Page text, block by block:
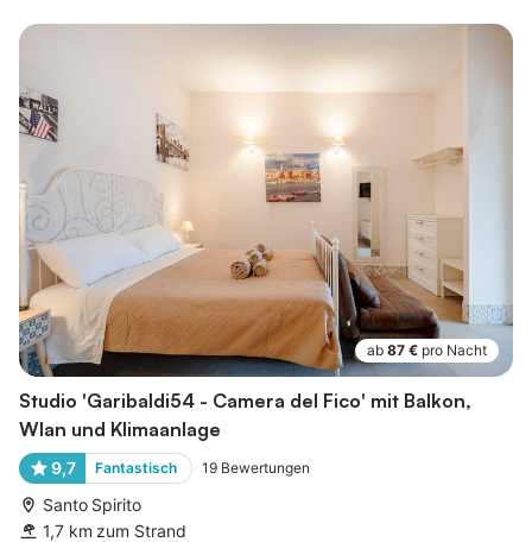
ab 87 € pro Nacht
Studio 'Garibaldi54 - Camera del Fico' mit Balkon,
Wlan und Klimaanlage
9,7 Fantastisch 19 Bewertungen
Santo Spirito
1,7 km zum Strand